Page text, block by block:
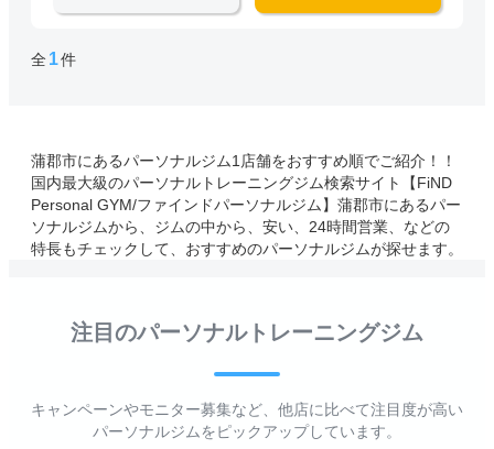
全 1件
蒲郡市にあるパーソナルジム1店舗をおすすめ順でご紹介！！
国内最大級のパーソナルトレーニングジム検索サイト【FiND
Personal GYM/ファインドパーソナルジム】蒲郡市にあるパー
ソナルジムから、ジムの中から、安い、24時間営業、などの
特長もチェックして、おすすめのパーソナルジムが探せます。
注目のパーソナルトレーニングジム
キャンペーンやモニター募集など、他店に比べて注目度が高い
パーソナルジムをピックアップしています。